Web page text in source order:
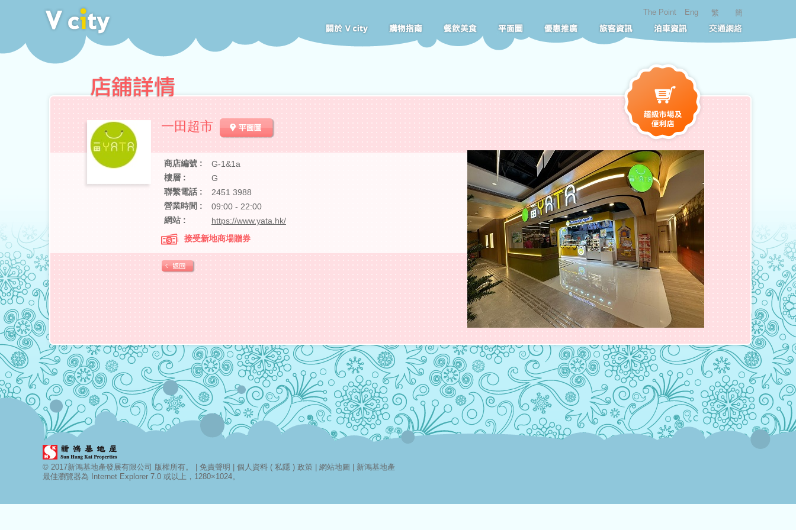
The Point Eng 繁 簡
一田超市
商店編號 :
G-1&1a
樓層 :
G
聯繫電話 :
2451 3988
營業時間 :
09:00 - 22:00
網站 :
https://www.yata.hk/
接受新地商場贈券
© 2017新鴻基地產發展有限公司 版權所有。 | 免責聲明 個人資料 ( 私隱 ) 政策 網站地圖
新鴻基地產
最佳瀏覽器為 Internet Explorer 7.0 或以上，1280×1024。